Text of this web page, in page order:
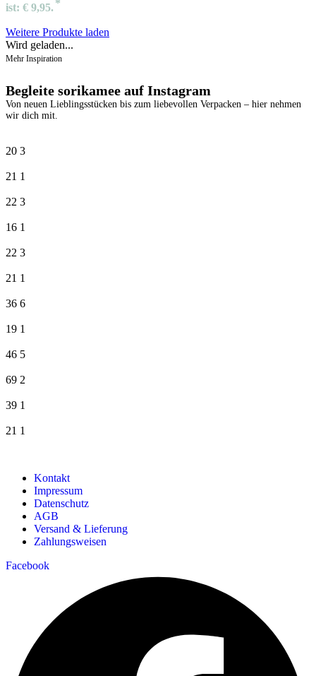
ist: € 9,95.
Weitere Produkte laden
Wird geladen...
Mehr Inspiration
Begleite sorikamee auf Instagram
Von neuen Lieblingsstücken bis zum liebevollen Verpacken – hier nehmen
wir dich mit.
20 3
21 1
22 3
16 1
22 3
21 1
36 6
19 1
46 5
69 2
39 1
21 1
Kontakt
Impressum
Datenschutz
AGB
Versand & Lieferung
Zahlungsweisen
Facebook